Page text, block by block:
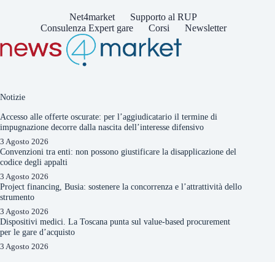
Net4market
Supporto al RUP
Consulenza Expert gare
Corsi Newsletter
Notizie
Accesso alle offerte oscurate: per l’aggiudicatario il termine di
impugnazione decorre dalla nascita dell’interesse difensivo
3 Agosto 2026
Convenzioni tra enti: non possono giustificare la disapplicazione del
codice degli appalti
3 Agosto 2026
Project financing, Busia: sostenere la concorrenza e l’attrattività dello
strumento
3 Agosto 2026
Dispositivi medici. La Toscana punta sul value-based procurement
per le gare d’acquisto
3 Agosto 2026